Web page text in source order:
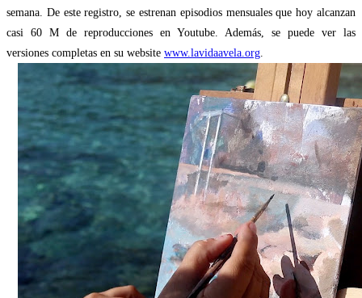
semana. De este registro, se estrenan episodios mensuales que hoy alcanzan
casi 60 M de reproducciones en Youtube. Además, se puede ver las
versiones completas en su website www.lavidaavela.org.